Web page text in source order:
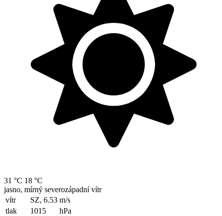
31 °C 18 °C
jasno, mírný severozápadní vítr
vítr
SZ, 6.53 m/s
tlak
1015
hPa